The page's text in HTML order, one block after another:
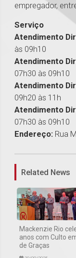
empregador,
Serviço
Atendimento
às 09h10
Atendimento
07h30 às 09h10
Atendimento
09h20 às 11h
Atendimento
07h30 às 09h10
Endereço: Rua
Related News
Mackenzie Rio
anos com Culto
de Graças